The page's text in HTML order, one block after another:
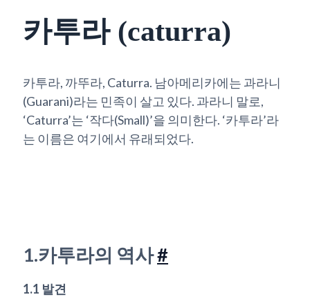
카투라 (caturra)
카투라, 까뚜라, Caturra. 남아메리카에는 과라니
(Guarani)라는 민족이 살고 있다. 과라니 말로,
‘Caturra’는 ‘작다(Small)’을 의미한다. ‘카투라’라
는 이름은 여기에서 유래되었다.
1.카투라의 역사#
1.1 발견